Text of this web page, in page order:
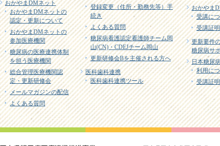
おかやまDMネット
おかやまDMネットの
認定・更新について
おかやまDMネットの
参加医療機関
糖尿病の医療連携体制
を担う医療機関
総合管理医療機関認
定・更新研修会
メールマガジンの配信
よくある質問
登録変更（住所・勤務先等）手
続き
よくある質問
糖尿病看護認定看護師チーム岡
山(CN)・CDEJチーム岡山
更新研修会Bを主催される方へ
医科歯科連携
医科歯科連携ツール
おかやま
受講に
受講証
更新要件
糖尿病サ
日本糖尿
利用に
受講証